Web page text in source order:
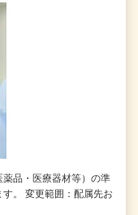
品・医療器材等）の準
。 変更範囲：配属先お